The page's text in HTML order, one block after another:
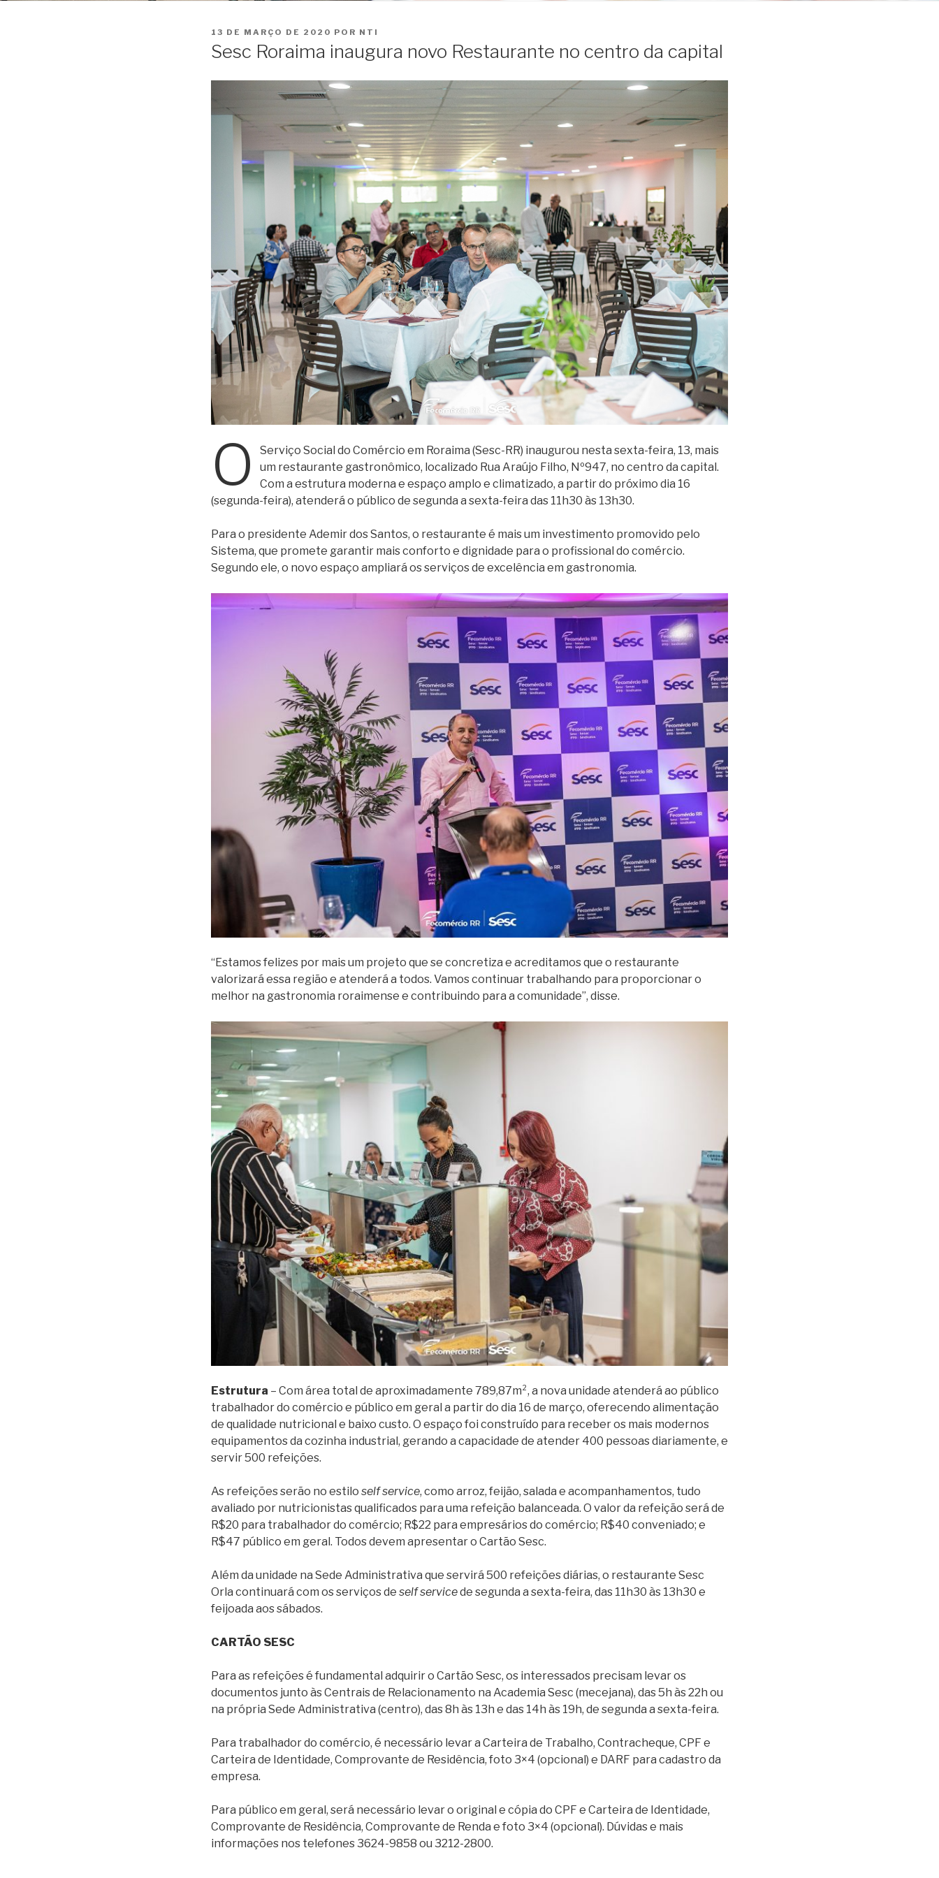
PUBLICADO
EM
13 DE MARÇO DE 2020 POR NTI
Sesc Roraima inaugura novo Restaurante no centro da capital
O
Serviço Social do Comércio em Roraima (Sesc-RR) inaugurou nesta sexta-feira, 13, mais
um restaurante gastronômico, localizado Rua Araújo Filho, Nº947, no centro da capital.
Com a estrutura moderna e espaço amplo e climatizado, a partir do próximo dia 16
(segunda-feira), atenderá o público de segunda a sexta-feira das 11h30 às 13h30.
Para o presidente Ademir dos Santos, o restaurante é mais um investimento promovido pelo
Sistema, que promete garantir mais conforto e dignidade para o profissional do comércio.
Segundo ele, o novo espaço ampliará os serviços de excelência em gastronomia.
“Estamos felizes por mais um projeto que se concretiza e acreditamos que o restaurante
valorizará essa região e atenderá a todos. Vamos continuar trabalhando para proporcionar o
melhor na gastronomia roraimense e contribuindo para a comunidade”, disse.
Estrutura – Com área total de aproximadamente 789,87m², a nova unidade atenderá ao público
trabalhador do comércio e público em geral a partir do dia 16 de março, oferecendo alimentação
de qualidade nutricional e baixo custo. O espaço foi construído para receber os mais modernos
equipamentos da cozinha industrial, gerando a capacidade de atender 400 pessoas diariamente, e
servir 500 refeições.
As refeições serão no estilo self service, como arroz, feijão, salada e acompanhamentos, tudo
avaliado por nutricionistas qualificados para uma refeição balanceada. O valor da refeição será de
R$20 para trabalhador do comércio; R$22 para empresários do comércio; R$40 conveniado; e
R$47 público em geral. Todos devem apresentar o Cartão Sesc.
Além da unidade na Sede Administrativa que servirá 500 refeições diárias, o restaurante Sesc
Orla continuará com os serviços de self servicede segunda a sexta-feira, das 11h30 às 13h30 e
feijoada aos sábados.
CARTÃO SESC
Para as refeições é fundamental adquirir o Cartão Sesc, os interessados precisam levar os
documentos junto às Centrais de Relacionamento na Academia Sesc (mecejana), das 5h às 22h ou
na própria Sede Administrativa (centro), das 8h às 13h e das 14h às 19h, de segunda a sexta-feira.
Para trabalhador do comércio, é necessário levar a Carteira de Trabalho, Contracheque, CPF e
Carteira de Identidade, Comprovante de Residência, foto 3×4 (opcional) e DARF para cadastro da
empresa.
Para público em geral, será necessário levar o original e cópia do CPF e Carteira de Identidade,
Comprovante de Residência, Comprovante de Renda e foto 3×4 (opcional). Dúvidas e mais
informações nos telefones 3624-9858 ou 3212-2800.